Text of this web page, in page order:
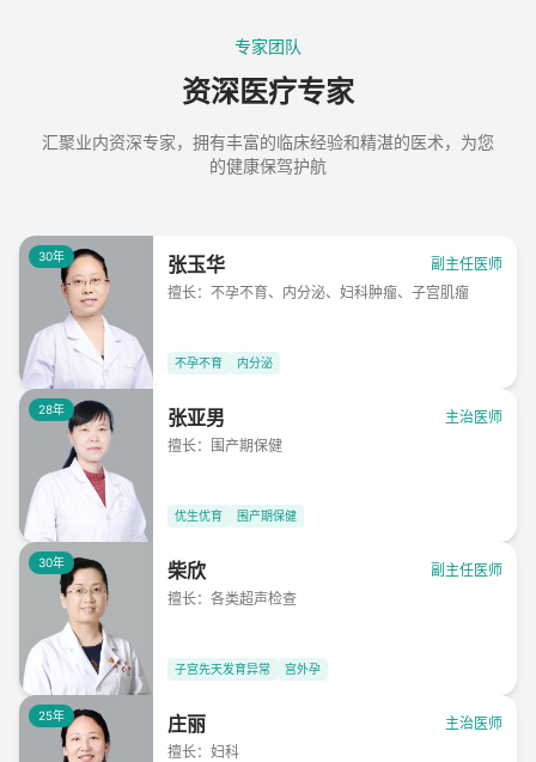
专家团队
资深医疗专家
汇聚业内资深专家，拥有丰富的临床经验和精湛的医术，为您
的健康保驾护航
30年 张玉华
副主任医师
擅长： 不孕不育、内分泌、妇科肿瘤、子宫肌瘤
不孕不育 内分泌
28年 张亚男
主治医师
擅长：
围产期保健
优生优育 围产期保健
30年 柴欣
副主任医师
擅长： 各类超声检查
子宫先天发育异常 宫外孕
25年 庄丽
主治医师
擅长： 妇科